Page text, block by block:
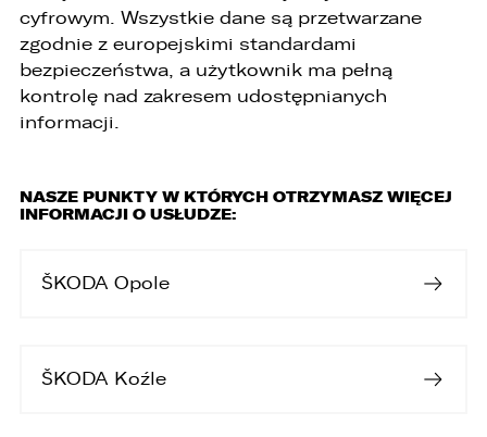
cyfrowym. Wszystkie dane są przetwarzane
zgodnie z europejskimi standardami
bezpieczeństwa, a użytkownik ma pełną
kontrolę nad zakresem udostępnianych
informacji.
NASZE PUNKTY W KTÓRYCH OTRZYMASZ WIĘCEJ
INFORMACJI O USŁUDZE:
ŠKODA Opole
ŠKODA Koźle